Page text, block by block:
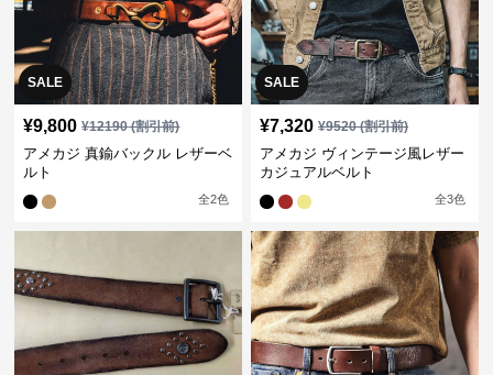
SALE
¥9,800 ¥12190(割引前)
アメカジ 真鍮バックル レザーベ
ルト
全2色
SALE
¥7,320 ¥9520(割引前)
アメカジ ヴィンテージ風レザー
カジュアルベルト
全3色